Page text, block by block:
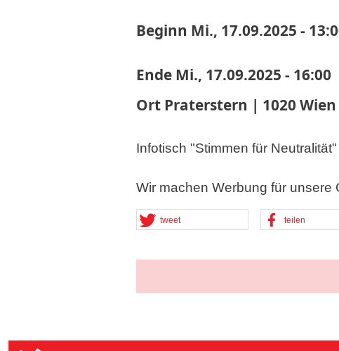
Beginn Mi., 17.09.2025 -
Ende Mi., 17.09.2025 - 16:00
Ort Praterstern | 1020 Wien
Infotisch "Stimmen für Neutralität"
Wir machen Werbung für
tweet teilen